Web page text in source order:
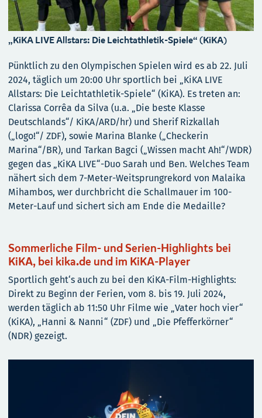
„KiKA LIVE Allstars: Die Leichtathletik-Spiele“ (KiKA)
Pünktlich zu den Olympischen Spielen wird es ab 22. Juli
2024, täglich um 20:00 Uhr sportlich bei „KiKA LIVE
Allstars: Die Leichtathletik-Spiele“ (KiKA). Es treten an:
Clarissa Corrêa da Silva (u.a. „Die beste Klasse
Deutschlands“/ KiKA/ARD/hr) und Sherif Rizkallah
(„logo!“/ ZDF), sowie Marina Blanke („Checkerin
Marina“/BR), und Tarkan Bagci („Wissen macht Ah!“/WDR)
gegen das „KiKA LIVE“-Duo Sarah und Ben. Welches Team
nähert sich dem 7-Meter-Weitsprungrekord von Malaika
Mihambos, wer durchbricht die Schallmauer im 100-
Meter-Lauf und sichert sich am Ende die Medaille?
Sommerliche Film- und Serien-Highlights bei
KiKA, bei kika.de und im KiKA-Player
Sportlich geht‘s auch zu bei den KiKA-Film-Highlights:
Direkt zu Beginn der Ferien, vom 8. bis 19. Juli 2024,
werden täglich ab 11:50 Uhr Filme wie „Vater hoch vier“
(KiKA), „Hanni & Nanni“ (ZDF) und „Die Pfefferkörner“
(NDR) gezeigt.